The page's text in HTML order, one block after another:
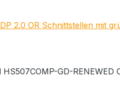
2.0 OR Schnittstellen mit
GD-